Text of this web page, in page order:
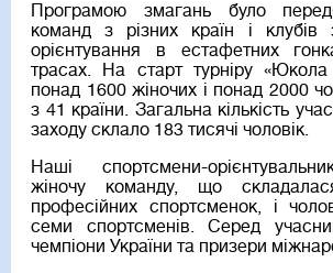
Програмою змагань було
команд з різних країн і клубів
орієнтування в естафетних
трасах. На старт турніру
понад 1600 жіночих і понад 2000
з 41 країни. Загальна кількість
заходу склало 183 тисячі чоловік.
Наші спортсмени-
жіночу команду, що
професійних спортсменок, і
семи спортсменів. Серед
чемпіони України та призери